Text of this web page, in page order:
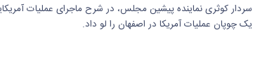
سردار کوثری نماینده پیشین مجلس، در شرح ماجرای عملیات
یک چوپان عملیات آمریکا در اصفهان را لو داد.